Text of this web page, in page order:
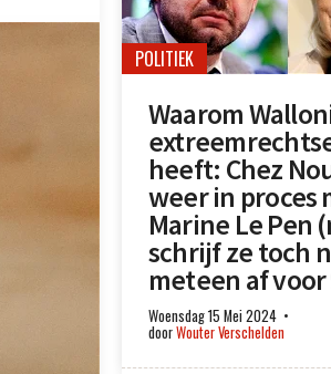
POLITIEK
Waarom
heeft: Chez
weer in proces
Marine Le Pen
schrijf ze toch
meteen af
Woensdag 15 Mei 2024
doorWouter Verschelden